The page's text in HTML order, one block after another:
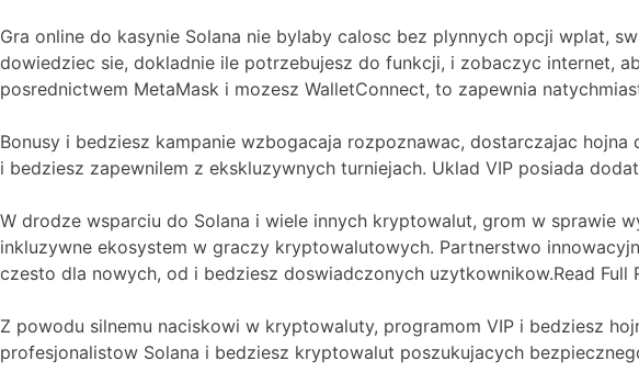
Gra online do kasynie Solana nie bylaby calosc bez plynnych opcji wplat,
dowiedziec sie, dokladnie ile potrzebujesz do funkcji, i zobaczyc internet,
posrednictwem MetaMask i mozesz WalletConnect, to zapewnia
Bonusy i bedziesz kampanie wzbogacaja rozpoznawac, dostarczajac
i bedziesz zapewnilem z ekskluzywnych turniejach. Uklad VIP posiada
W drodze wsparciu do Solana i wiele innych kryptowalut, grom w sprawie
inkluzywne ekosystem w graczy kryptowalutowych. Partnerstwo
czesto dla nowych, od i bedziesz doswiadczonych uzytkownikow.Read Full
Z powodu silnemu naciskowi w kryptowaluty, programom VIP i bedziesz
profesjonalistow Solana i bedziesz kryptowalut poszukujacych